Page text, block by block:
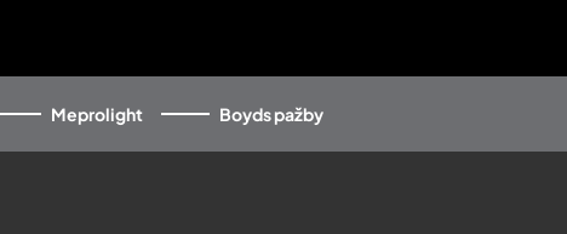
Meprolight Boyds pažby